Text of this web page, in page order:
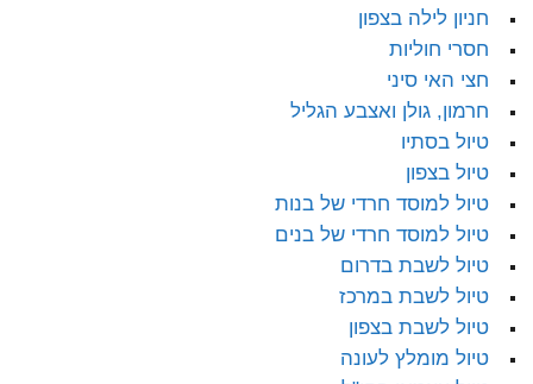
חניון לילה בצפון
חסרי חוליות
חצי האי סיני
חרמון, גולן ואצבע הגליל
טיול בסתיו
טיול בצפון
טיול למוסד חרדי של בנות
טיול למוסד חרדי של בנים
טיול לשבת בדרום
טיול לשבת במרכז
טיול לשבת בצפון
טיול מומלץ לעונה